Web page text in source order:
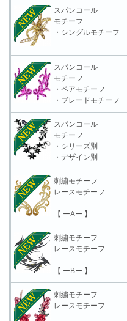
スパンコール
モチーフ
・シングルモチーフ
スパンコール
モチーフ
・ペアモチーフ
・ブレードモチーフ
スパンコール
モチーフ
・シリーズ別
・デザイン別
刺繍モチーフ
レースモチーフ
【 ーAー 】
刺繍モチーフ
レースモチーフ
【 ーBー 】
刺繍モチーフ
レースモチーフ